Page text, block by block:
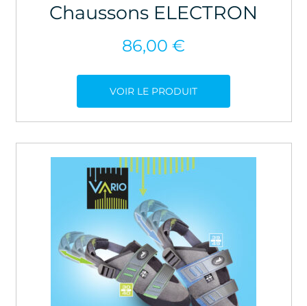
Chaussons ELECTRON
86,00 €
VOIR LE PRODUIT